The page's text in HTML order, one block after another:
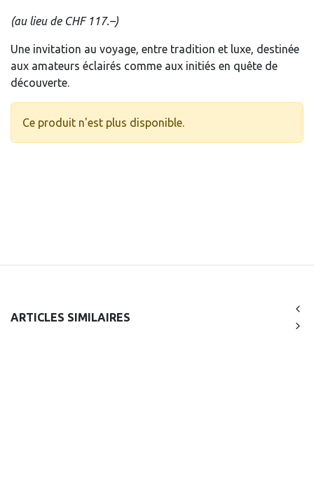
(au lieu de CHF 117.–)
Une invitation au voyage, entre tradition et luxe, destinée
aux amateurs éclairés comme aux initiés en quête de
découverte.
Ce produit n'est plus disponible.
ARTICLES SIMILAIRES